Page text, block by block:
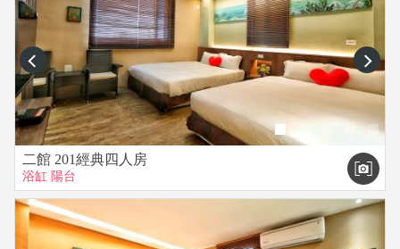
prev next
二館 201經典四人房
浴缸 陽台